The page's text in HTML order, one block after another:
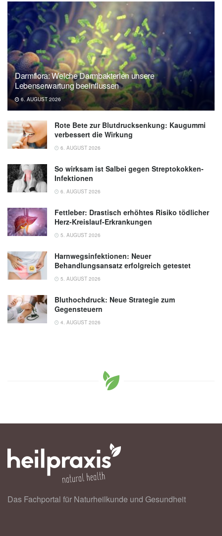
Zonderman: Poor sleep quality, dementia
status and their association with all-cause
mortality among older US adults
(veröffentlicht 04.10.2024),aging-us.com
Impact Journals LLC: Sleep quality, dementia
and mortality in older US adults
(veröffentlicht 25.10.2024),eurekalert.org
Sabia, S., Fayosse, A., Dumurgier, J. et al.
old age with incidence of dementia; in:
Darmflora: Welche Darmbakterien unsere
Lebenserwartung beeinflussen
6. AUGUST 2026
Rote Bete zur Blutdrucksenkung: Kaugummi
verbessert die Wirkung
6. AUGUST 2026
So wirksam ist Salbei gegen Streptokokken-
Infektionen
6. AUGUST 2026
Fettleber: Drastisch erhöhtes Risiko tödlicher
Herz-Kreislauf-Erkrankungen
5. AUGUST 2026
Harnwegsinfektionen: Neuer
Behandlungsansatz erfolgreich getestet
5. AUGUST 2026
Bluthochdruck: Neue Strategie zum
Gegensteuern
4. AUGUST 2026
Das Fachportal für Naturheilkunde und Gesundheit